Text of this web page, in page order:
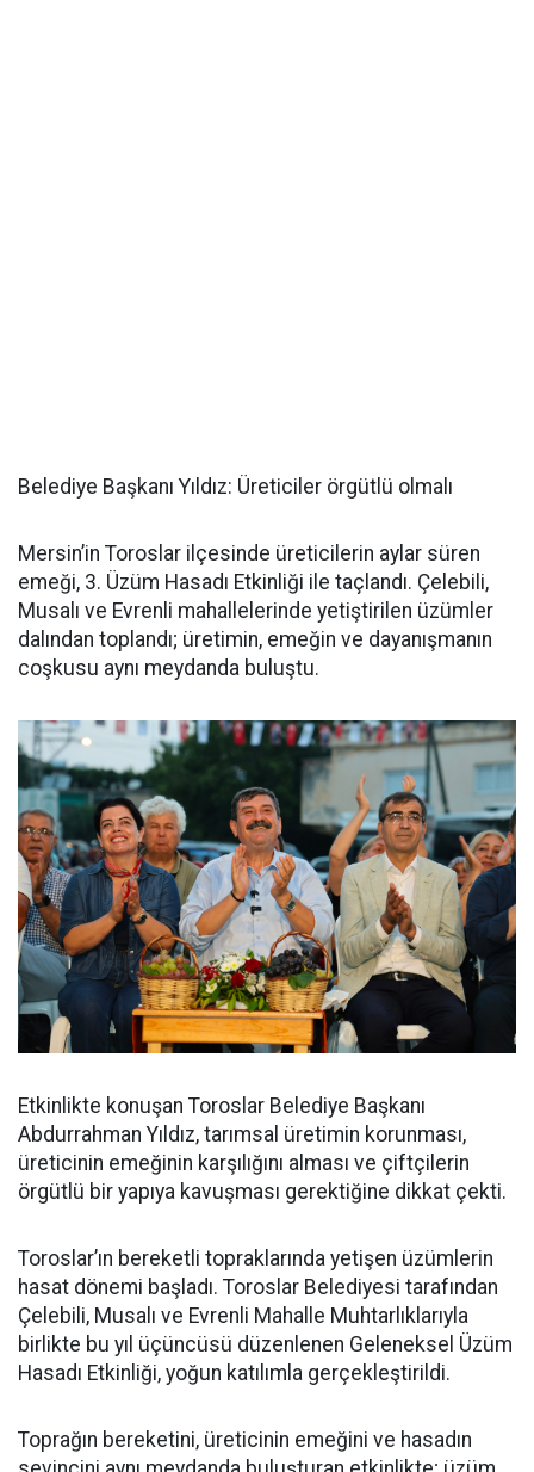
Belediye Başkanı Yıldız: Üreticiler örgütlü olmalı
Mersin’in Toroslar ilçesinde üreticilerin aylar süren
emeği, 3. Üzüm Hasadı Etkinliği ile taçlandı. Çelebili,
Musalı ve Evrenli mahallelerinde yetiştirilen üzümler
dalından toplandı; üretimin, emeğin ve dayanışmanın
coşkusu aynı meydanda buluştu.
Etkinlikte konuşan Toroslar Belediye Başkanı
Abdurrahman Yıldız, tarımsal üretimin korunması,
üreticinin emeğinin karşılığını alması ve çiftçilerin
örgütlü bir yapıya kavuşması gerektiğine dikkat çekti.
Toroslar’ın bereketli topraklarında yetişen üzümlerin
hasat dönemi başladı. Toroslar Belediyesi tarafından
Çelebili, Musalı ve Evrenli Mahalle Muhtarlıklarıyla
birlikte bu yıl üçüncüsü düzenlenen Geleneksel Üzüm
Hasadı Etkinliği, yoğun katılımla gerçekleştirildi.
Toprağın bereketini, üreticinin emeğini ve hasadın